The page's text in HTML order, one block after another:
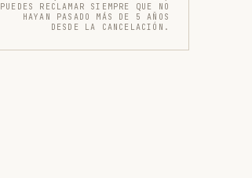
PUEDES RECLAMAR SIEMPRE QUE NO
HAYAN PASADO MÁS DE 5 AÑOS
DESDE LA CANCELACIÓN.